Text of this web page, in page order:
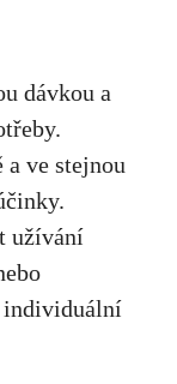
dávkou a
ve stejnou
užívání
individuální